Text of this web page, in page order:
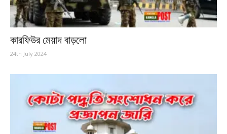
কারফিউর মেয়াদ বাড়লো
24th July 2024